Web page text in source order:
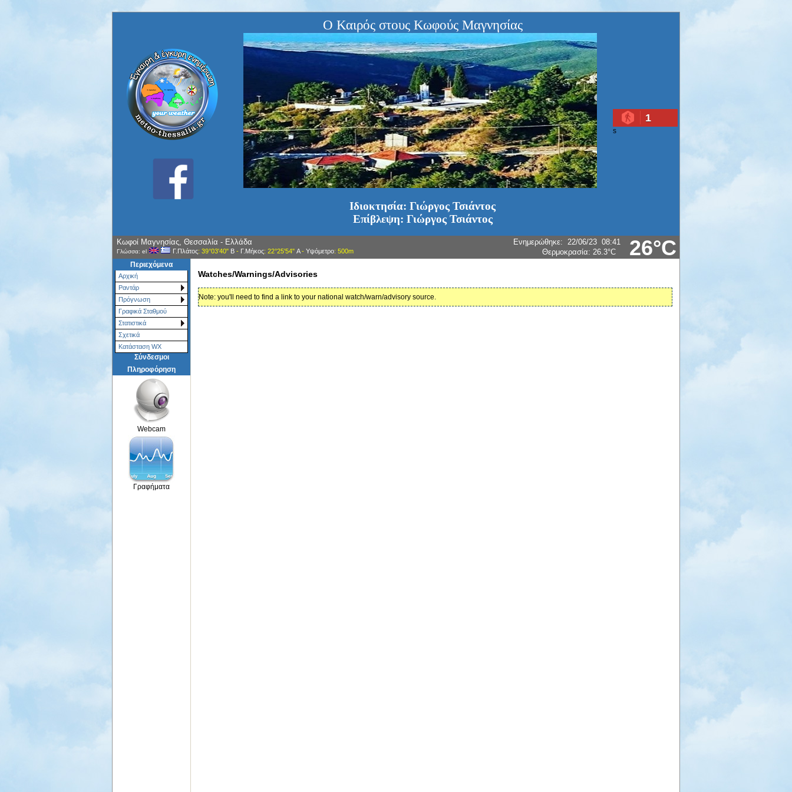
Ο Καιρός στους Κωφούς Μαγνησίας
Ιδιοκτησία: Γιώργος Τσιάντος
Επίβλεψη: Γιώργος Τσιάντος
1
s
26°C
Κωφοί Μαγνησίας, Θεσσαλία - Ελλάδα
Γλώσσα: el Γ.Πλάτος: 39°03'40" Β- Γ.Μήκος: 22°25'54" Α- Υψόμετρο: 500m
Ενημερώθηκε: 22/06/23 08:41
Θερμοκρασία: 26.3°C
Περιεχόμενα
Αρχική
Ραντάρ
Πρόγνωση
Γραφικά Σταθμού
Στατιστικά
Σχετικά
Κατάσταση WX
Σύνδεσμοι
Πληροφόρηση
Webcam
Γραφήματα
Watches/Warnings/Advisories
Note: you'll need to find a link to your national watch/warn/advisory source.